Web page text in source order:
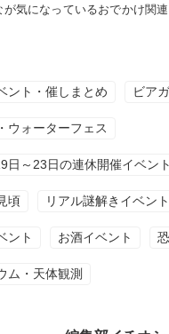
が気になっているおでかけ関
ント・催しまとめ ビア
ウォーターフェス
日～23日の連休開催イベント
頃 リアル謎解きイベント
ント お酒イベント
ム・天体観測